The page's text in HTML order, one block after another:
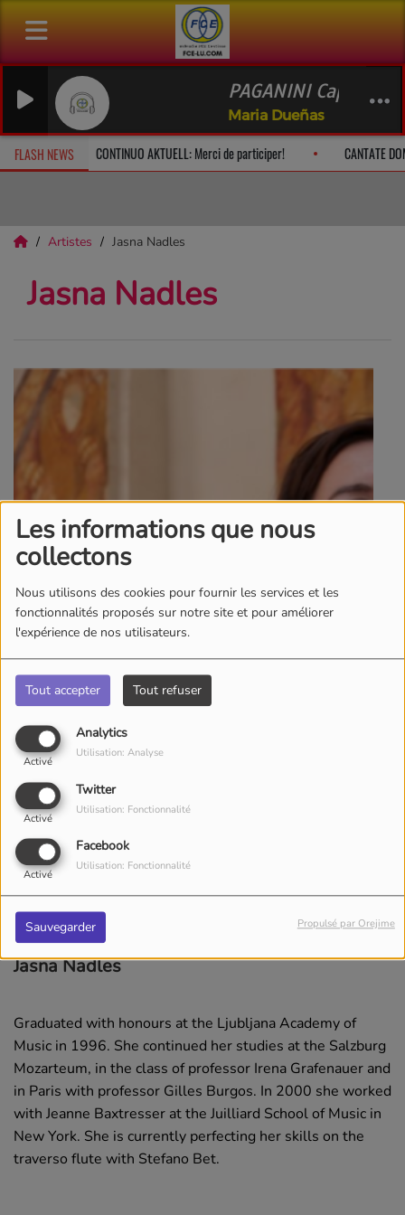
Les informations que nous
collectons
Nous utilisons des cookies pour fournir les services et les
fonctionnalités proposés sur notre site et pour améliorer
l'expérience de nos utilisateurs.
Tout accepter Tout refuser
Analytics
Activé
Utilisation: Analyse
Twitter
Activé
Utilisation: Fonctionnalité
Facebook
Activé
Utilisation: Fonctionnalité
Sauvegarder Propulsé par Orejime
PAGANINI Caprice
Maria Dueñas
FLASH NEWS
à 10h CONTINUO AKTUELL: Merci de participer! CANTATE
Artistes Jasna Nadles
Jasna Nadles
Jasna Nadles
Graduated with honours at the Ljubljana Academy of
Music in 1996. She continued her studies at the Salzburg
Mozarteum, in the class of professor Irena Grafenauer and
in Paris with professor Gilles Burgos. In 2000 she worked
with Jeanne Baxtresser at the Juilliard School of Music in
New York. She is currently perfecting her skills on the
traverso flute with Stefano Bet.